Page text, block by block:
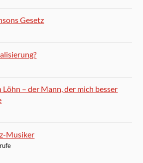
Gesetz
Löhn – der Mann, der mich besser
Musiker